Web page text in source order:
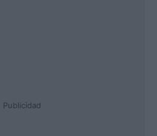
Publicidad